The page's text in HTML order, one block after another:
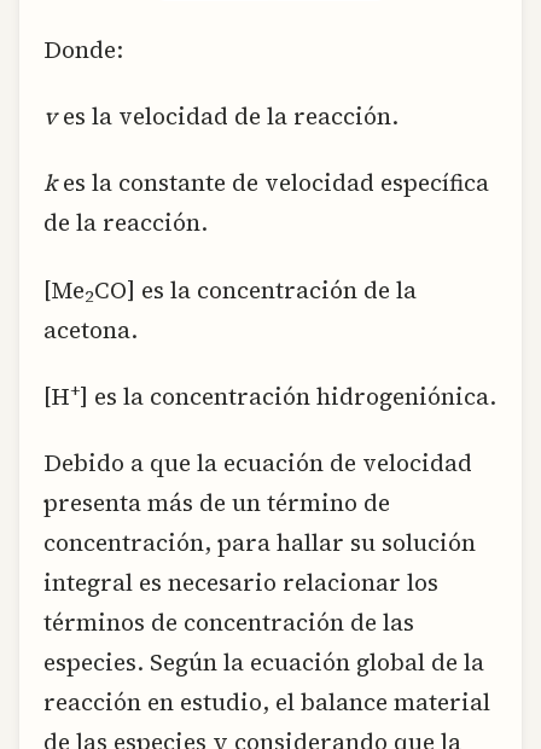
Donde:
ves la velocidad de la reacción.
kes la constante de velocidad específica
de la reacción.
[Me2CO] es la concentración de la
acetona.
[H+] es la concentración hidrogeniónica.
Debido a que la ecuación de velocidad
presenta más de un término de
concentración, para hallar su solución
integral es necesario relacionar los
términos de concentración de las
especies. Según la ecuación global de la
reacción en estudio, el balance material
de las especies y considerando que la